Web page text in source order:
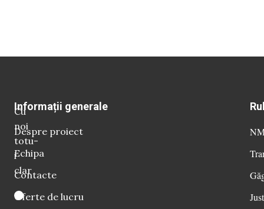
Cu
noi
totu-
i
clar
Informații generale
Despre proiect
Echipa
Contacte
Oferte de lucru